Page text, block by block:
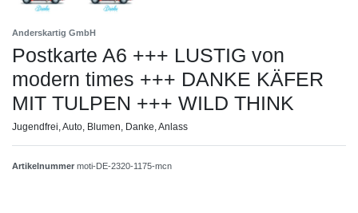
Anderskartig GmbH
Postkarte A6 +++ LUSTIG von
modern times +++ DANKE KÄFER
MIT TULPEN +++ WILD THINK
Jugendfrei, Auto, Blumen, Danke, Anlass
Artikelnummer moti-DE-2320-1175-mcn